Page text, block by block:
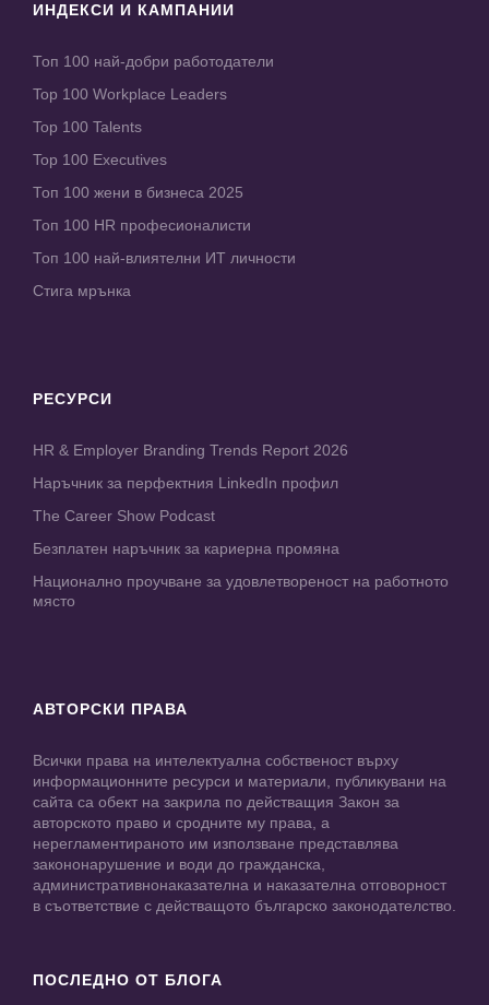
ИНДЕКСИ И КАМПАНИИ
Топ 100 най-добри работодатели
Top 100 Workplace Leaders
Top 100 Talents
Top 100 Executives
Топ 100 жени в бизнеса 2025
Топ 100 HR професионалисти
Топ 100 най-влиятелни ИТ личности
Стига мрънка
РЕСУРСИ
HR & Employer Branding Trends Report 2026
Наръчник за перфектния LinkedIn профил
The Career Show Podcast
Безплатен наръчник за кариерна промяна
Национално проучване за удовлетвореност на работното
място
АВТОРСКИ ПРАВА
Всички права на интелектуална собственост върху
информационните ресурси и материали, публикувани на
сайта са обект на закрила по действащия Закон за
авторското право и сродните му права, а
нерегламентираното им използване представлява
закононарушение и води до гражданска,
административнонаказателна и наказателна отговорност
в съответствие с действащото българско законодателство.
ПОСЛЕДНО ОТ БЛОГА